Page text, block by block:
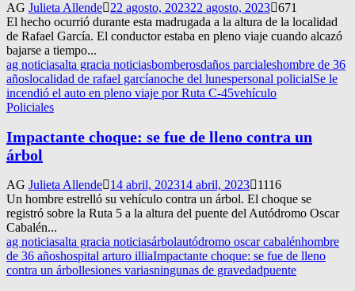
AG Julieta Allende 22 agosto, 202322 agosto, 2023 671
El hecho ocurrió durante esta madrugada a la altura de la localidad
de Rafael García. El conductor estaba en pleno viaje cuando alcazó
bajarse a tiempo...
ag noticiasalta gracia noticiasbomberosdaños parcialeshombre de 36
añoslocalidad de rafael garcíanoche del lunespersonal policialSe le
incendió el auto en pleno viaje por Ruta C-45vehículo
Policiales
Impactante choque: se fue de lleno contra un
árbol
AG Julieta Allende 14 abril, 202314 abril, 2023
1116
Un hombre estrelló su vehículo contra un árbol. El choque se
registró sobre la Ruta 5 a la altura del puente del Autódromo Oscar
Cabalén...
ag noticiasalta gracia noticiasárbolautódromo oscar cabalénhombre
de 36 añoshospital arturo illiaImpactante choque: se fue de lleno
contra un árbollesiones variasningunas de gravedadpuente